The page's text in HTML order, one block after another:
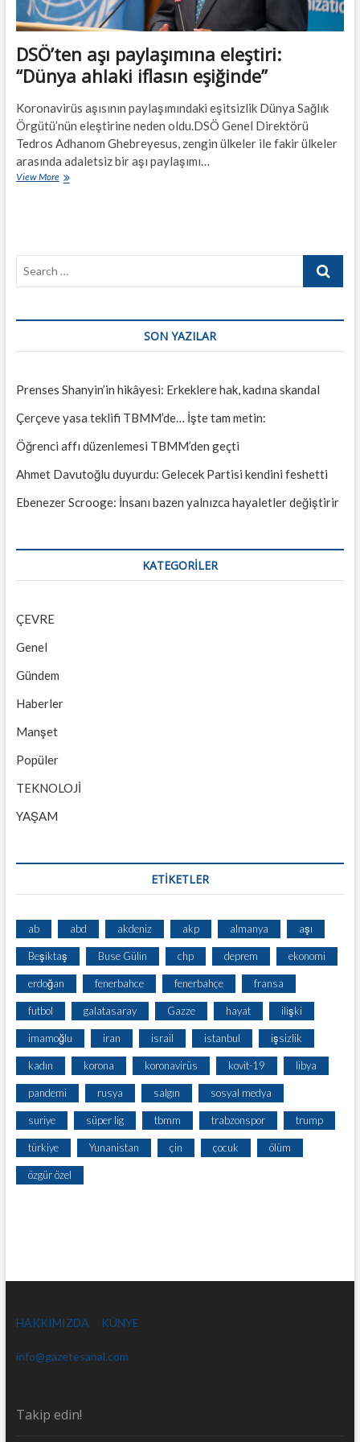
DSÖ’ten aşı paylaşımına eleştiri:
“Dünya ahlaki iflasın eşiğinde”
Koronavirüs aşısının paylaşımındaki eşitsizlik Dünya Sağlık
Örgütü’nün eleştirine neden oldu.DSÖ Genel Direktörü
Tedros Adhanom Ghebreyesus, zengin ülkeler ile fakir ülkeler
arasında adaletsiz bir aşı paylaşımı…
View MoreDSÖ’ten
eşiğinde”
Search
SON YAZILAR
Prenses Shanyin’in hikâyesi: Erkeklere hak, kadına skandal
Çerçeve yasa teklifi TBMM’de… İşte tam metin:
Öğrenci affı düzenlemesi TBMM’den geçti
Ahmet Davutoğlu duyurdu: Gelecek Partisi kendini feshetti
Ebenezer Scrooge: İnsanı bazen yalnızca hayaletler değiştirir
KATEGORILER
ÇEVRE
Genel
Gündem
Haberler
Manşet
Popüler
TEKNOLOJİ
YAŞAM
ETİKETLER
ab abd akdeniz akp almanya aşı
Beşiktaş Buse Gülin chp deprem ekonomi
erdoğan fenerbahce fenerbahçe fransa
futbol galatasaray Gazze hayat ilişki
imamoğlu iran israil istanbul işsizlik
kadın korona koronavirüs kovit-19 libya
pandemi rusya salgın sosyal medya
suriye süper lig tbmm trabzonspor trump
türkiye Yunanistan çin çocuk ölüm
özgür özel
HAKKIMIZDA KÜNYE
info@gazetesanal.com
Takip edin!